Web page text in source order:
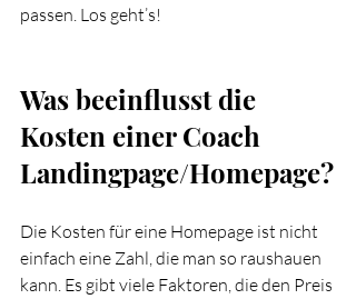
passen. Los geht’s!
Was beeinflusst die
Kosten einer Coach
Landingpage/Homepage?
Die Kosten für eine Homepage ist nicht
einfach eine Zahl, die man so raushauen
kann. Es gibt viele Faktoren, die den Preis